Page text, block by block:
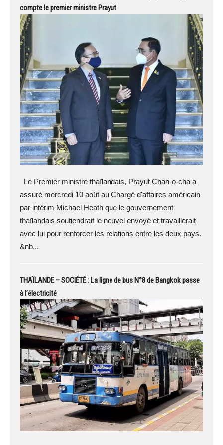
compte le premier ministre Prayut
Le Premier ministre thaïlandais, Prayut Chan-o-cha a
assuré mercredi 10 août au Chargé d'affaires américain
par intérim Michael Heath que le gouvernement
thaïlandais soutiendrait le nouvel envoyé et travaillerait
avec lui pour renforcer les relations entre les deux pays.
&nb...
THAÏLANDE – SOCIÉTÉ : La ligne de bus N°8 de Bangkok passe
à l’électricité